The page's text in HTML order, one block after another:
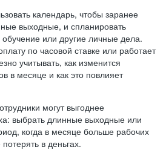
календарь, чтобы заранее
выходные, и спланировать
обучение или другие личные дела.
по часовой ставке или работает
учитывать, как изменится
в месяце и как это повлияет
могут выгоднее
выбрать длинные выходные или
когда в месяце больше рабочих
в деньгах.